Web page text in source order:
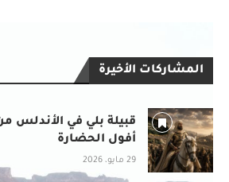
المشاركات الأخيرة
قبيلة بلي في الأندلس
أفول الحضارة
29 مايو، 2026